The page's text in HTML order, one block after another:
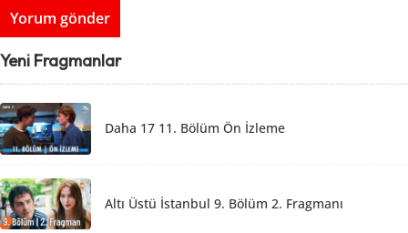
Yeni Fragmanlar
Daha 17 11. Bölüm Ön İzleme
Altı Üstü İstanbul 9. Bölüm 2. Fragmanı